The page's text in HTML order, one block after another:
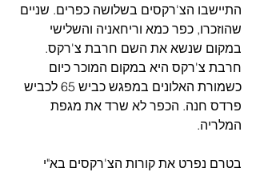
התיישבו הצ'רקסים בשלושה כפרים. שניים
שהוזכרו, כפר כמא וריחאניה והשלישי
במקום שנשא את השם חרבת צ'רקס.
חרבת צ'רקס היא במקום המוכר כיום
כשמורת האלונים במפגש כביש 65 לכביש
פרדס חנה. הכפר לא שרד את מגפת
המלריה.
בטרם נפרט את קורות הצ'רקסים בא"י